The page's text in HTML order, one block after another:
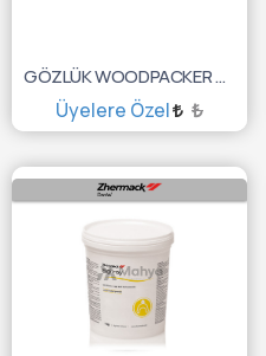
GÖZLÜK WOODPACKER YEŞİL
Üyelere Özel ₺
SEPETE EKLE